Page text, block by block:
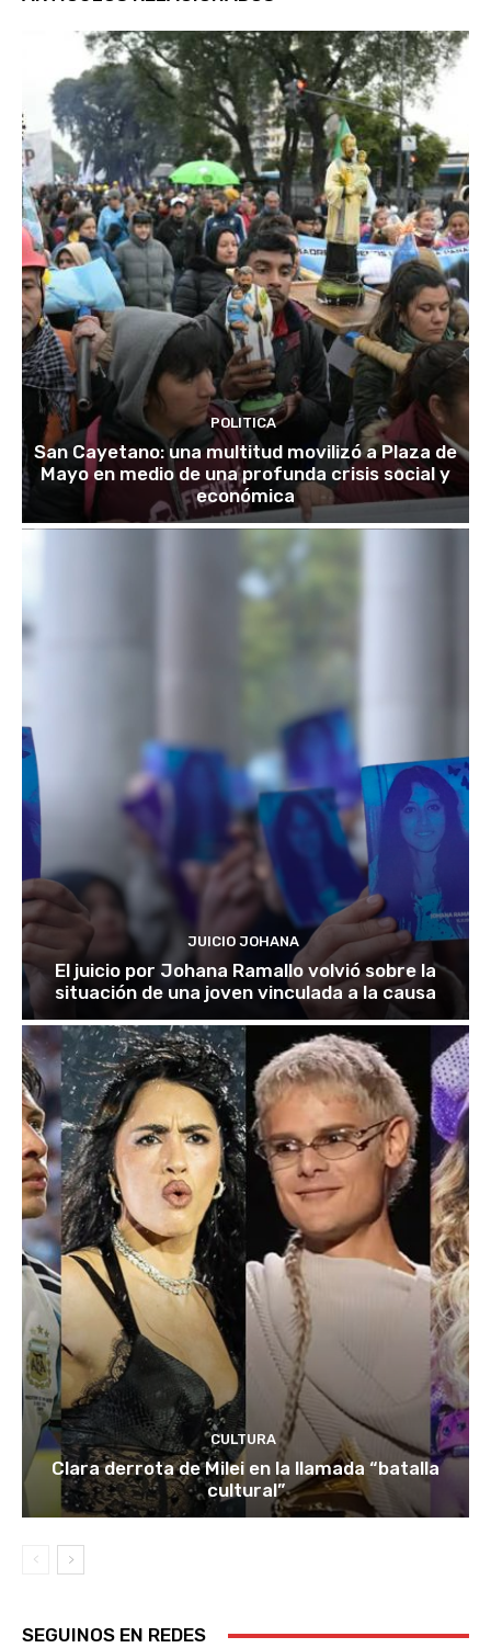
POLITICA
San Cayetano: una multitud movilizó a Plaza de
Mayo en medio de una profunda crisis social y
económica
JUICIO JOHANA
El juicio por Johana Ramallo volvió sobre la
situación de una joven vinculada a la causa
CULTURA
Clara derrota de Milei en la llamada “batalla
cultural”
SEGUINOS EN REDES